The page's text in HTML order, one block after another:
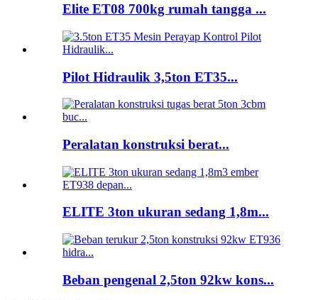
Elite ET08 700kg rumah tangga ...
Pilot Hidraulik 3,5ton ET35...
Peralatan konstruksi berat...
ELITE 3ton ukuran sedang 1,8m...
Beban pengenal 2,5ton 92kw kons...